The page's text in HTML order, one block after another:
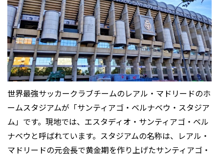
世界最強サッカークラブチームのレアル・マドリードのホ
ームスタジアムが「サンティアゴ・ベルナベウ・スタジア
ム」です。現地では、エスタディオ・サンティアゴ・ベル
ナベウと呼ばれています。スタジアムの名称は、レアル・
マドリードの元会長で黄金期を作り上げたサンティアゴ・